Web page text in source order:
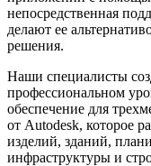
непосредственная
делают ее
решения.
Наши специалисты
профессиональном
обеспечение для
от Autodesk, которое
изделий, зданий,
инфраструктуры и